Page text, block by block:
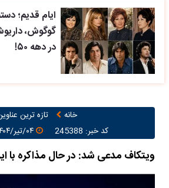
ایام قدیم؛
گوگوش،
در دهه ۵۰!
خانه
تازه ترین
کد خبر: 245388
۰۴/تیر/۱۴۰۴ ۰۹:۵۷:۱۹
ویتکاف مدعی شد: در حال مذاکره با